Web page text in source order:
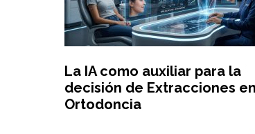
La IA como auxiliar para la
decisión de Extracciones en
Ortodoncia